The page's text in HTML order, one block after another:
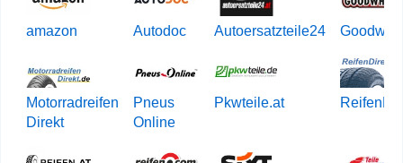
amazon Autodoc Autoersatzteile24
Motorradreifen
Direkt
Pneus
Online
Pkwteile.at